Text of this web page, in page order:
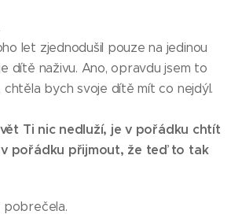
let zjednodušil pouze na jedinou
dítě naživu. Ano, opravdu jsem to
chtěla bych svoje dítě mít co nejdýl.
Ti nic nedluží, je v pořádku chtít
pořádku přijmout, že teď to tak
pobrečela.